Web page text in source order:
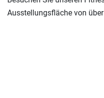
Ausstellungsfläche von